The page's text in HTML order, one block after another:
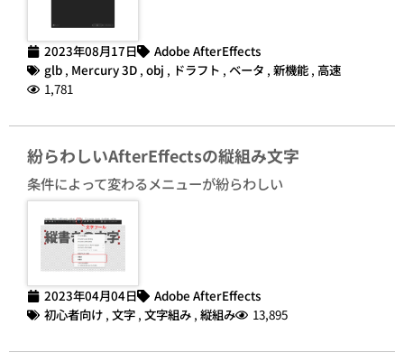
2023年08月17日
Adobe AfterEffects
glb , Mercury 3D , obj , ドラフト , ベータ , 新機能 , 高速
1,781
紛らわしいAfterEffectsの縦組み文字
条件によって変わるメニューが紛らわしい
2023年04月04日
Adobe AfterEffects
初心者向け , 文字 , 文字組み , 縦組み 13,895